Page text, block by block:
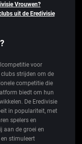
Vrouwen?
uit de Eredivisie
voor
strijden om de
competitie die
biedt om hun
De Eredivisie
in populariteit, met
spelers en
aan de groei en
stimuleert